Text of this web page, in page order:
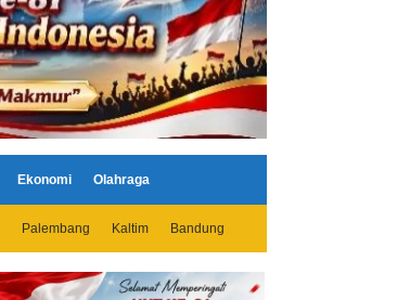
Ekonomi Olahraga
Palembang Kaltim Bandung